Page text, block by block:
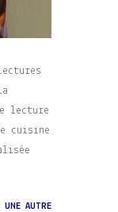
lecture
cuisine
AUTRE